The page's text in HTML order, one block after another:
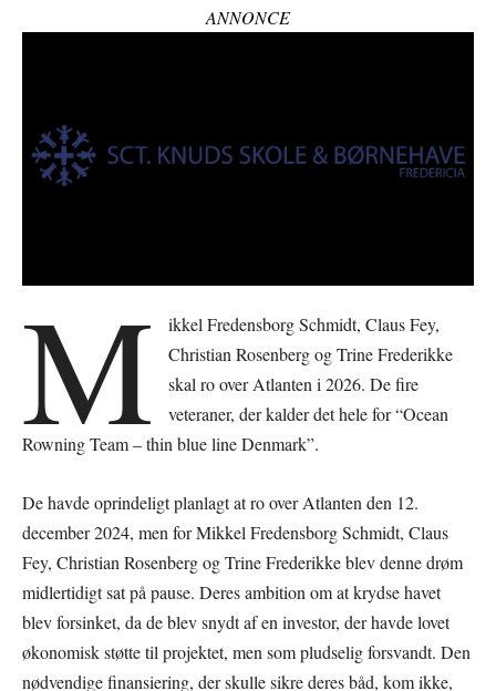
ANNONCE
M
ikkel Fredensborg Schmidt, Claus Fey,
Christian Rosenberg og Trine Frederikke
skal ro over Atlanten i 2026. De fire
veteraner, der kalder det hele for “Ocean
Rowning Team – thin blue line Denmark”.
De havde oprindeligt planlagt at ro over Atlanten den 12.
december 2024, men for Mikkel Fredensborg Schmidt, Claus
Fey, Christian Rosenberg og Trine Frederikke blev denne drøm
midlertidigt sat på pause. Deres ambition om at krydse havet
blev forsinket, da de blev snydt af en investor, der havde lovet
økonomisk støtte til projektet, men som pludselig forsvandt. Den
nødvendige finansiering, der skulle sikre deres båd, kom ikke,